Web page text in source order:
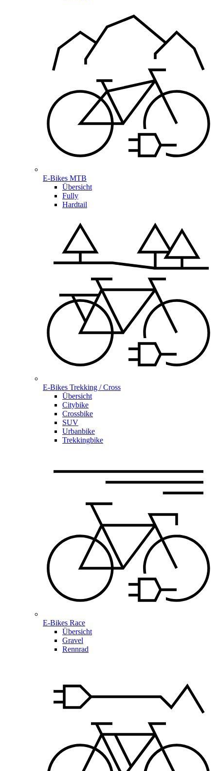
E-Bikes MTB
Übersicht
Fully
Hardtail
E-Bikes Trekking / Cross
Übersicht
Citybike
Crossbike
SUV
Urbanbike
Trekkingbike
E-Bikes Race
Übersicht
Gravel
Rennrad